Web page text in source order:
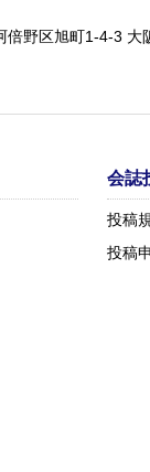
倍野区旭町1-4-3 大
会誌
投稿
投稿